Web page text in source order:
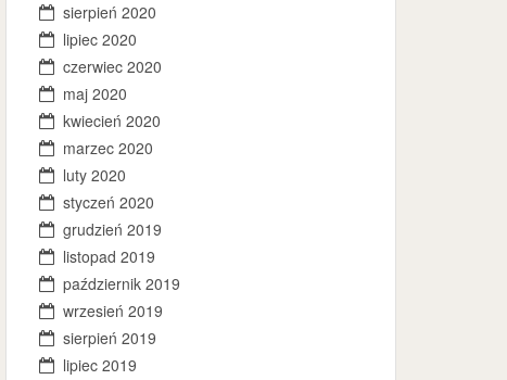
sierpień 2020
lipiec 2020
czerwiec 2020
maj 2020
kwiecień 2020
marzec 2020
luty 2020
styczeń 2020
grudzień 2019
listopad 2019
październik 2019
wrzesień 2019
sierpień 2019
lipiec 2019